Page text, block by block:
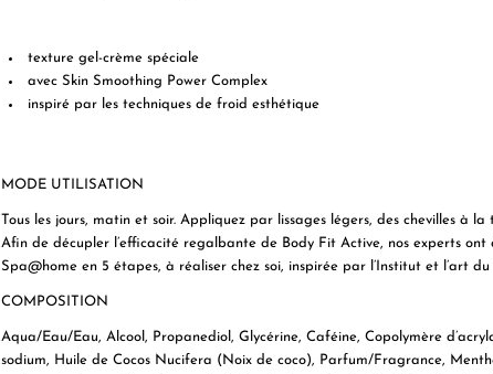
texture gel-crème spéciale
avec Skin Smoothing Power Complex
inspiré par les techniques de froid esthétique
MODE UTILISATION
Tous les jours, matin et soir. Appliquez par lissages légers, des chevilles à la
Afin de décupler l’efficacité regalbante de Body Fit Active, nos experts
Spa@home en 5 étapes, à réaliser chez soi, inspirée par l’Institut et l’art
COMPOSITION
Aqua/Eau/Eau, Alcool, Propanediol, Glycérine, Caféine, Copolymère
sodium, Huile de Cocos Nucifera (Noix de coco), Parfum/Fragrance,